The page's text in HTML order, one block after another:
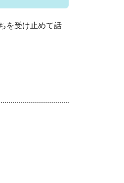
を受け止めて話